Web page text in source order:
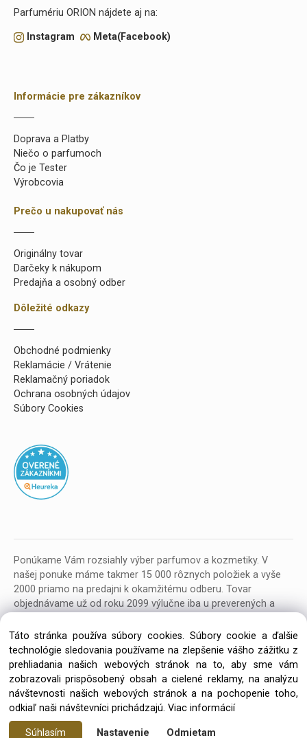
Parfumériu ORION nájdete aj na:
Instagram Meta(Facebook)
Informácie pre zákazníkov
Doprava a Platby
Niečo o parfumoch
Čo je Tester
Výrobcovia
Prečo u nakupovať nás
Originálny tovar
Darčeky k nákupom
Predajňa a osobný odber
Dôležité odkazy
Obchodné podmienky
Reklamácie / Vrátenie
Reklamačný poriadok
Ochrana osobných údajov
Súbory Cookies
Ponúkame Vám rozsiahly výber parfumov a kozmetiky. V
našej ponuke máme takmer 15 000 rôznych položiek a vyše
2000 priamo na predajni k okamžitému odberu. Tovar
objednávame už od roku 2099 výlučne iba u preverených a
Copyright © 2026 Parfumeria ORION, All rights reserved
Táto stránka používa súbory cookies. Súbory cookie a ďalšie
technológie sledovania používame na zlepšenie vášho zážitku z
prehliadania našich webových stránok na to, aby sme vám
zobrazovali prispôsobený obsah a cielené reklamy, na analýzu
návštevnosti našich webových stránok a na pochopenie toho,
odkiaľ naši návštevníci prichádzajú. Viac informácií
Súhlasím Nastavenie Odmietam